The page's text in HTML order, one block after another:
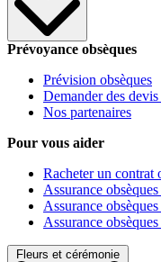
Prévoyance obsèques
Prévision obsèques
Demander des
Nos partenaires
Pour vous aider
Racheter un contrat
Assurance
Assurance
Assurance
Fleurs et cérémonie